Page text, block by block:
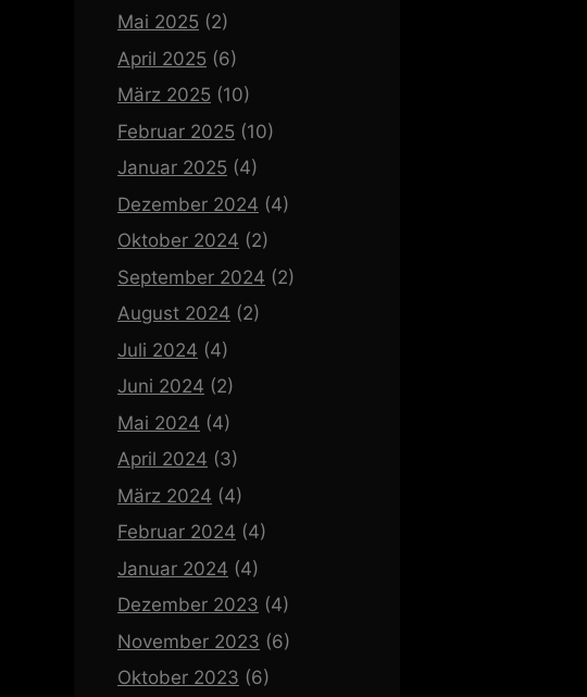
Mai 2025 (2)
April 2025 (6)
März 2025 (10)
Februar 2025 (10)
Januar 2025 (4)
Dezember 2024 (4)
Oktober 2024 (2)
September 2024 (2)
August 2024 (2)
Juli 2024 (4)
Juni 2024 (2)
Mai 2024 (4)
April 2024 (3)
März 2024 (4)
Februar 2024 (4)
Januar 2024 (4)
Dezember 2023 (4)
November 2023 (6)
Oktober 2023 (6)